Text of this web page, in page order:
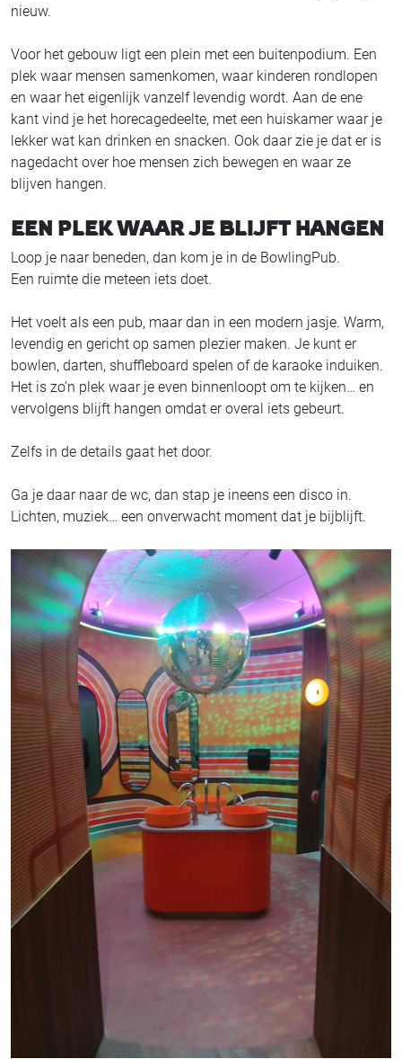
nieuw.
Voor het gebouw ligt een plein met een buitenpodium. Een
plek waar mensen samenkomen, waar kinderen rondlopen
en waar het eigenlijk vanzelf levendig wordt. Aan de ene
kant vind je het horecagedeelte, met een huiskamer waar je
lekker wat kan drinken en snacken. Ook daar zie je dat er is
nagedacht over hoe mensen zich bewegen en waar ze
blijven hangen.
EEN PLEK WAAR JE BLIJFT HANGEN
Loop je naar beneden, dan kom je in de BowlingPub.
Een ruimte die meteen iets doet.
Het voelt als een pub, maar dan in een modern jasje. Warm,
levendig en gericht op samen plezier maken. Je kunt er
bowlen, darten, shuffleboard spelen of de karaoke induiken.
Het is zo’n plek waar je even binnenloopt om te kijken… en
vervolgens blijft hangen omdat er overal iets gebeurt.
Zelfs in de details gaat het door.
Ga je daar naar de wc, dan stap je ineens een disco in.
Lichten, muziek… een onverwacht moment dat je bijblijft.